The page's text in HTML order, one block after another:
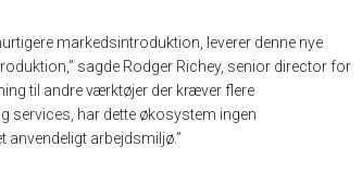
markedsintroduktion, leverer denne nye
sagde Rodger Richey, senior director for
til andre værktøjer der kræver flere
services, har dette økosystem ingen
arbejdsmiljø.”